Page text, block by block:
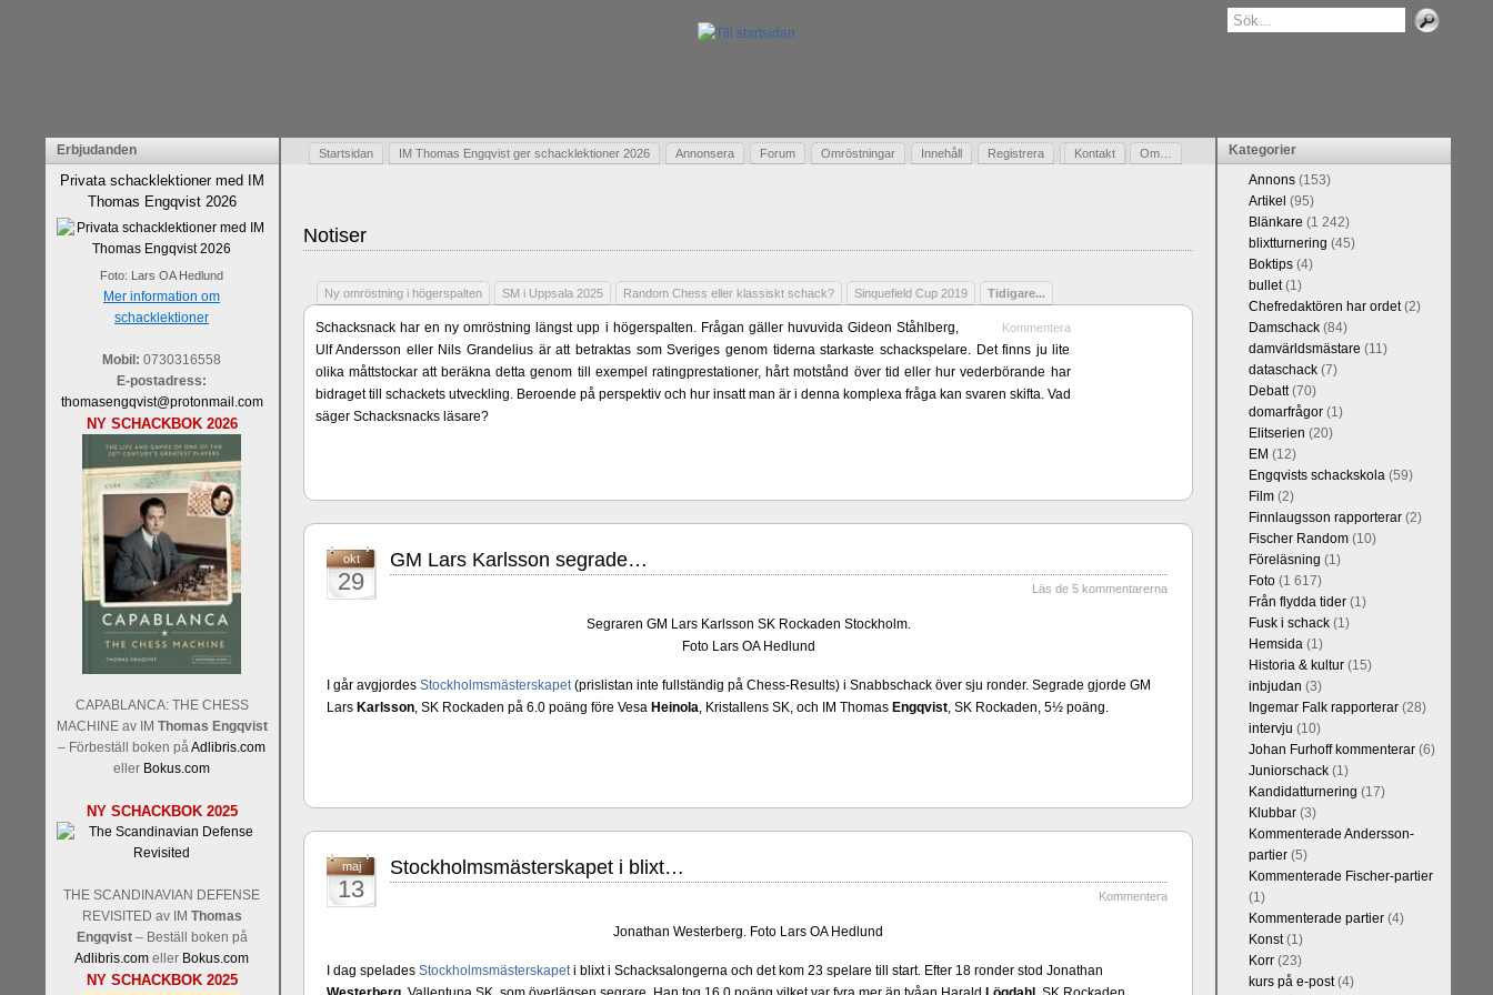
Erbjudanden
Privata schacklektioner med IM
Thomas Engqvist 2026
Foto: Lars OA Hedlund
Mer information om
schacklektioner
Mobil: 0730316558
E-postadress:
thomasengqvist@protonmail.com
NY SCHACKBOK 2026
CAPABLANCA: THE CHESS
MACHINE av IM Thomas Engqvist
– Förbeställ boken påAdlibris.com
eller Bokus.com
NY SCHACKBOK 2025
THE SCANDINAVIAN DEFENSE
REVISITED av IM Thomas
Engqvist– Beställ boken på
Adlibris.com eller Bokus.com
NY SCHACKBOK 2025
Startsidan IM Thomas Engqvist ger schacklektioner 2026 Annonsera Forum Omröstningar Innehåll Registrera Kontakt Om…
Gästbok
Notiser
Ny omröstning i högerspalten SM i Uppsala 2025 Random Chess eller klassiskt schack? Sinquefield Cup 2019 Tidigare...
Kommentera
Schacksnack har en ny omröstning längst upp i högerspalten. Frågan gäller huvuvida Gideon Ståhlberg,
Ulf Andersson eller Nils Grandelius är att betraktas som Sveriges genom tiderna starkaste schackspelare. Det finns ju lite
olika måttstockar att beräkna detta genom till exempel ratingprestationer, hårt motstånd över tid eller hur vederbörande har
bidraget till schackets utveckling. Beroende på perspektiv och hur insatt man är i denna komplexa fråga kan svaren skifta. Vad
säger Schacksnacks läsare?
Kommentera
Sverigemästarklassen och övriga grupper arrangeras i Uppsala 27 juni - 6 juli. Tio spelare kämpar om
Sverigemästartiteln och dessa är i ratingordning: GM Platon Galperin, IM Isak Storme, IM Jung Min Seo, GM Erik Blomqvist, IM
Lindberg, FM Joar Östlund, FM Alexander Ström-Engdahl, Andreas Landgren och Harald Ljung. Mitt stalltips är att FM Joar
Östlund som är en starkt utvecklande spelare kommer att avancera till Sverigemästarklassen.
okt
29
GM Lars Karlsson segrade…
Läs de 5 kommentarerna
Segraren GM Lars Karlsson SK Rockaden Stockholm.
Foto Lars OA Hedlund
I går avgjordes Stockholmsmästerskapet(prislistan inte fullständig på Chess-Results) i Snabbschack över sju ronder. Segrade gjorde GM
Lars Karlsson, SK Rockaden på 6.0 poäng före Vesa Heinola, Kristallens SK, och IM Thomas Engqvist, SK Rockaden, 5½ poäng.
maj
13
Stockholmsmästerskapet i blixt…
Kommentera
Jonathan Westerberg. Foto Lars OA Hedlund
I dag spelades Stockholmsmästerskapeti blixt i Schacksalongerna och det kom 23 spelare till start. Efter 18 ronder stod Jonathan
Kategorier
Annons(153)
Artikel (95)
Blänkare (1 242)
blixtturnering (45)
Boktips(4)
bullet(1)
Chefredaktören har ordet(2)
Damschack(84)
damvärldsmästare (11)
dataschack(7)
Debatt(70)
domarfrågor(1)
Elitserien (20)
EM (12)
Engqvists schackskola(59)
Film(2)
Finnlaugsson rapporterar(2)
Fischer Random(10)
Föreläsning (1)
Foto(1 617)
Från flydda tider(1)
Fusk i schack(1)
Hemsida(1)
Historia & kultur(15)
inbjudan (3)
Ingemar Falk rapporterar(28)
intervju (10)
Johan Furhoff kommenterar(6)
Juniorschack(1)
Kandidatturnering (17)
Klubbar(3)
Kommenterade Andersson-
partier(5)
Kommenterade Fischer-partier
(1)
Kommenterade partier(4)
Konst(1)
Korr(23)
kurs på e-post(4)